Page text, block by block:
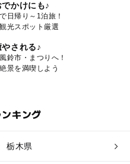
かけにも♪
日帰り～1泊旅！
光スポット厳選
される♪
鈴市・まつりへ！
景を満喫しよう
キング
栃木県